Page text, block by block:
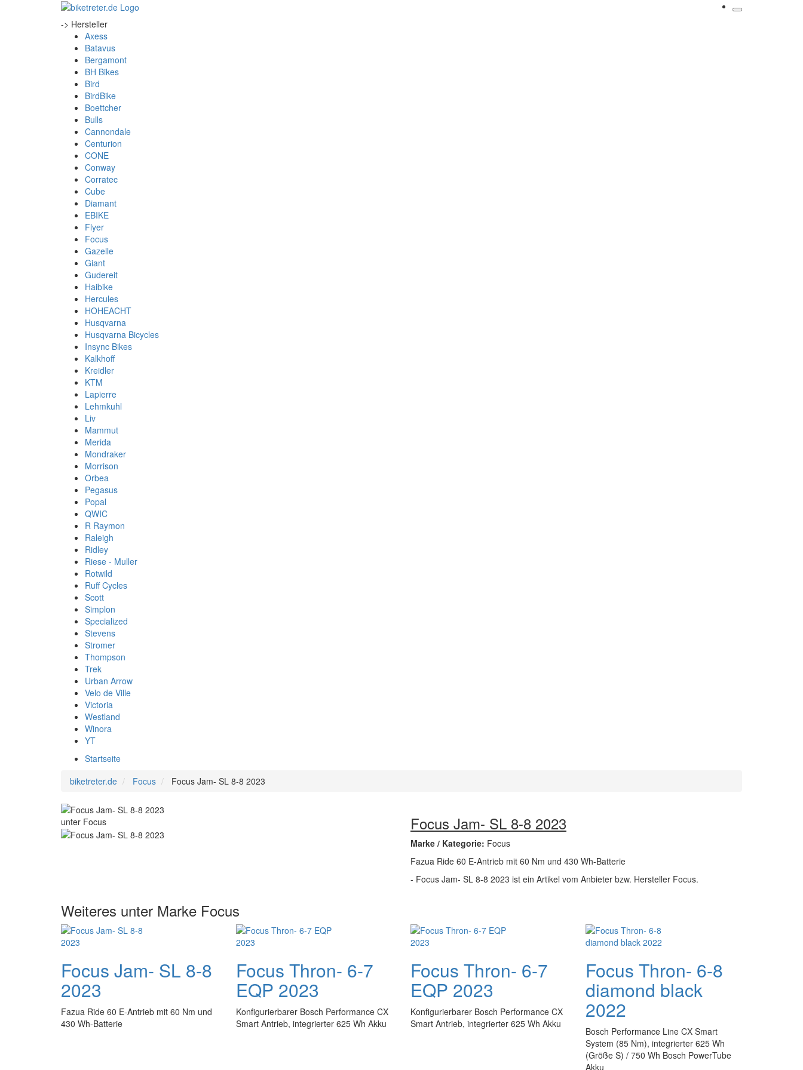
-> Hersteller
Axess
Batavus
Bergamont
BH Bikes
Bird
BirdBike
Boettcher
Bulls
Cannondale
Centurion
CONE
Conway
Corratec
Cube
Diamant
EBIKE
Flyer
Focus
Gazelle
Giant
Gudereit
Haibike
Hercules
HOHEACHT
Husqvarna
Husqvarna Bicycles
Insync Bikes
Kalkhoff
Kreidler
KTM
Lapierre
Lehmkuhl
Liv
Mammut
Merida
Mondraker
Morrison
Orbea
Pegasus
Popal
QWIC
R Raymon
Raleigh
Ridley
Riese - Muller
Rotwild
Ruff Cycles
Scott
Simplon
Specialized
Stevens
Stromer
Thompson
Trek
Urban Arrow
Velo de Ville
Victoria
Westland
Winora
YT
Startseite
biketreter.de
Focus Focus Jam- SL 8-8 2023
Focus Jam- SL 8-8 2023
Marke / Kategorie: Focus
Fazua Ride 60 E-Antrieb mit 60 Nm und 430 Wh-Batterie
- Focus Jam- SL 8-8 2023 ist ein Artikel vom Anbieter bzw. Hersteller Focus.
Weiteres unter Marke Focus
Focus Jam- SL 8-8
2023
Fazua Ride 60 E-Antrieb mit 60 Nm und
430 Wh-Batterie
Focus Thron- 6-7
EQP 2023
Konfigurierbarer Bosch Performance CX
Smart Antrieb, integrierter 625 Wh Akku
Focus Thron- 6-7
EQP 2023
Konfigurierbarer Bosch Performance CX
Smart Antrieb, integrierter 625 Wh Akku
Focus Thron- 6-8
diamond black
2022
Bosch Performance Line CX Smart
System (85 Nm), integrierter 625 Wh
(Größe S) / 750 Wh Bosch PowerTube
Akku